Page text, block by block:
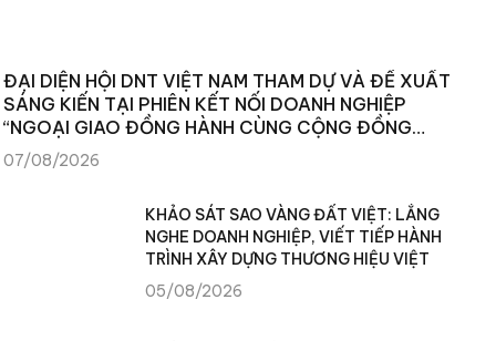
ĐẠI DIỆN HỘI DNT VIỆT NAM THAM DỰ VÀ ĐỀ XUẤT
SÁNG KIẾN TẠI PHIÊN KẾT NỐI DOANH NGHIỆP
“NGOẠI GIAO ĐỒNG HÀNH CÙNG CỘNG ĐỒNG
DOANH NGHIỆP”
07/08/2026
KHẢO SÁT SAO VÀNG ĐẤT VIỆT: LẮNG
NGHE DOANH NGHIỆP, VIẾT TIẾP HÀNH
TRÌNH XÂY DỰNG THƯƠNG HIỆU VIỆT
05/08/2026